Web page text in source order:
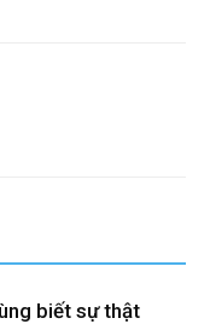
biết sự thật